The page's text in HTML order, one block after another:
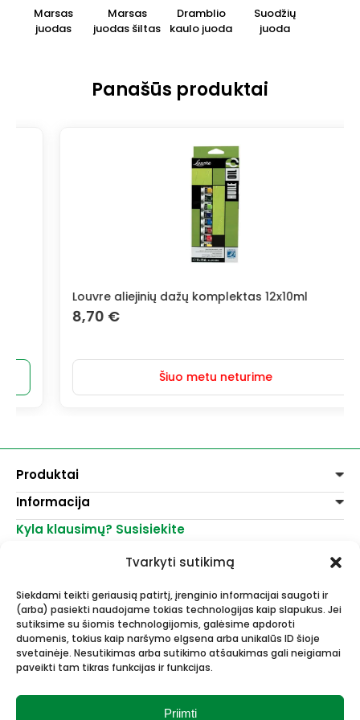
Tvarkyti sutikimą
Siekdami teikti geriausią patirtį, įrenginio informacijai saugoti ir
(arba) pasiekti naudojame tokias technologijas kaip slapukus. Jei
sutiksime su šiomis technologijomis, galėsime apdoroti
duomenis, tokius kaip naršymo elgsena arba unikalūs ID šioje
svetainėje. Nesutikimas arba sutikimo atšaukimas gali neigiamai
paveikti tam tikras funkcijas ir funkcijas.
Priimti
Marsas
juodas
Marsas
juodas šiltas
Dramblio
kaulo juoda
Suodžių
juoda
Panašūs produktai
Louvre aliejinių dažų komplektas 12x10ml
€
Šiuo metu neturime
Produktai
Dažai
Dekoravimui
Lakai, skiedikliai
Akvarelinis popierius
Molbertai
Keramikams ir skulptoriams
FIMO modelinas
Drobės, porėmiai
Mokyklinės ir biuro prekės
Rėmai ir rėminimas
Informacija
Pirkimo taisyklės
Parduotuvės
Kyla klausimų? Susisiekite
info@menomuza.lt
Dailės, dailininkų reikmenys -
didmeninė ir mažmeninė prekyba.
Esame Stipriausi Lietuvoje 2023
metais.